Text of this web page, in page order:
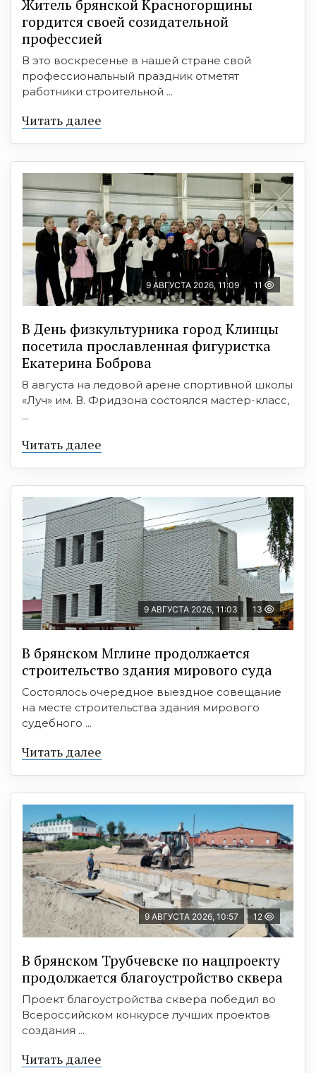
Житель брянской Красногорщины
гордится своей созидательной
профессией
В это воскресенье в нашей стране свой
профессиональный праздник отметят
работники строительной ...
Читать далее
9 АВГУСТА 2026, 11:09 11
В День физкультурника город Клинцы
посетила прославленная фигуристка
Екатерина Боброва
8 августа на ледовой арене спортивной школы
«Луч» им. В. Фридзона состоялся мастер-класс,
...
Читать далее
9 АВГУСТА 2026, 11:03 13
В брянском Мглине продолжается
строительство здания мирового суда
Состоялось очередное выездное совещание
на месте строительства здания мирового
судебного ...
Читать далее
9 АВГУСТА 2026, 10:57 12
В брянском Трубчевске по нацпроекту
продолжается благоустройство сквера
Проект благоустройства сквера победил во
Всероссийском конкурсе лучших проектов
создания ...
Читать далее